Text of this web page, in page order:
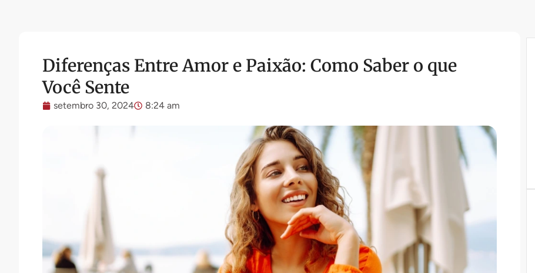
Diferenças Entre Amor e Paixão: Como Saber o que
Você Sente
setembro 30, 2024 8:24 am